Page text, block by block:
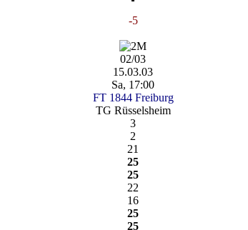
-5
02/03
15.03.03
Sa, 17:00
FT 1844 Freiburg
TG Rüsselsheim
3
2
21
25
25
22
16
25
25